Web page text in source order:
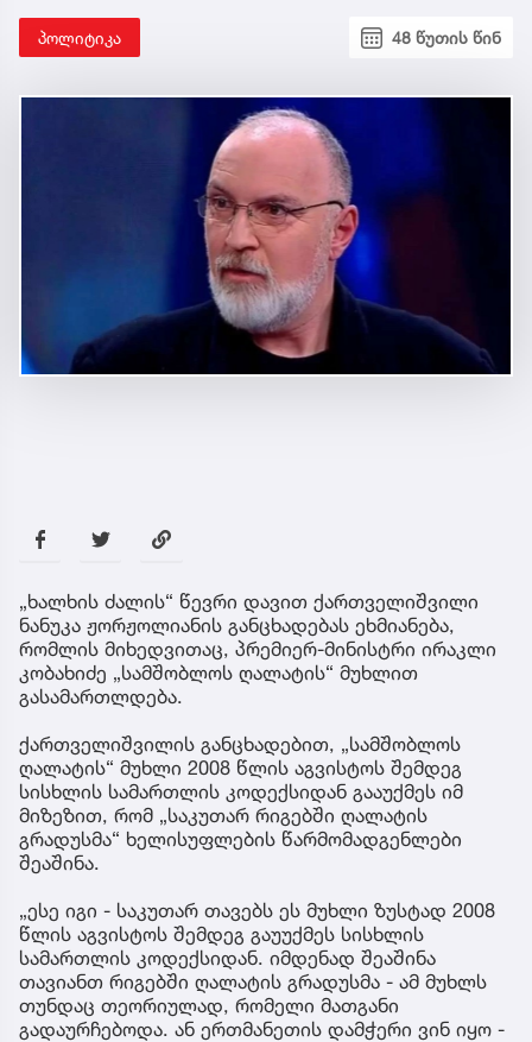
პოლიტიკა 48 წუთის წინ
„ხალხის ძალის“ წევრი დავით ქართველიშვილი
ნანუკა ჟორჟოლიანის განცხადებას ეხმიანება,
რომლის მიხედვითაც, პრემიერ-მინისტრი ირაკლი
კობახიძე „სამშობლოს ღალატის“ მუხლით
გასამართლდება.
ქართველიშვილის განცხადებით, „სამშობლოს
ღალატის“ მუხლი 2008 წლის აგვისტოს შემდეგ
სისხლის სამართლის კოდექსიდან გააუქმეს იმ
მიზეზით, რომ „საკუთარ რიგებში ღალატის
გრადუსმა“ ხელისუფლების წარმომადგენლები
შეაშინა.
„ესე იგი - საკუთარ თავებს ეს მუხლი ზუსტად 2008
წლის აგვისტოს შემდეგ გაუუქმეს სისხლის
სამართლის კოდექსიდან. იმდენად შეაშინა
თავიანთ რიგებში ღალატის გრადუსმა - ამ მუხლს
თუნდაც თეორიულად, რომელი მათგანი
გადაურჩებოდა. ან ერთმანეთის დამჭერი ვინ იყო -